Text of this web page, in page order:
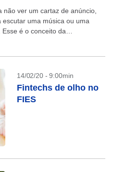
ver um cartaz de anúncio,
uma música ou uma
é o conceito da
14/02/20 - 9:00min
Fintechs de olho no
FIES